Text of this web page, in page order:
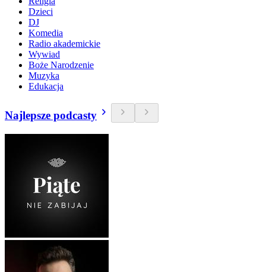
Dzieci
DJ
Komedia
Radio akademickie
Wywiad
Boże Narodzenie
Muzyka
Edukacja
Najlepsze podcasty